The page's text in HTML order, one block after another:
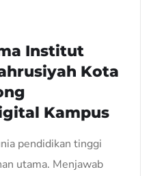
Institut
Kota
Kampus
pendidikan tinggi
utama. Menjawab